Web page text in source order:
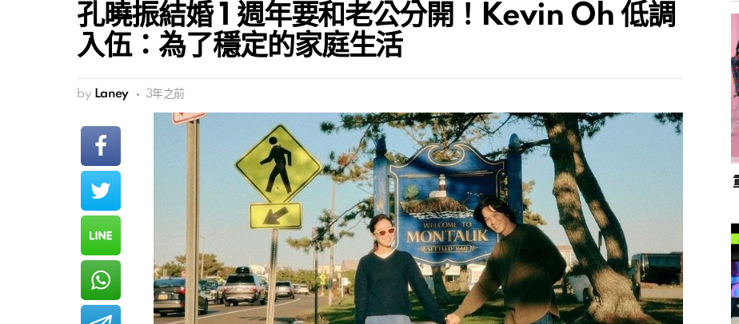
孔曉振結婚 1 週年要和老公分開！Kevin Oh 低調
入伍：為了穩定的家庭生活
by Laney 3年之前